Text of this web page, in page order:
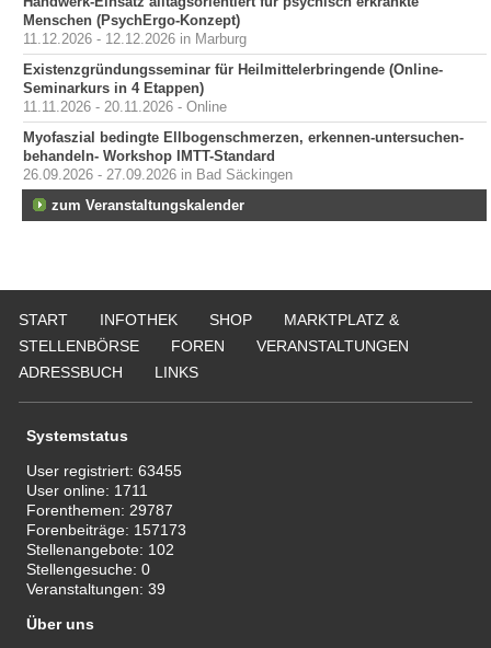
Menschen (PsychErgo-Konzept)
11.12.2026 - 12.12.2026 in Marburg
Existenzgründungsseminar für Heilmittelerbringende (Online-
Seminarkurs in 4 Etappen)
11.11.2026 - 20.11.2026 - Online
Myofaszial bedingte Ellbogenschmerzen, erkennen-untersuchen-
behandeln- Workshop IMTT-Standard
26.09.2026 - 27.09.2026 in Bad Säckingen
zum Veranstaltungskalender
START INFOTHEK SHOP
MARKTPLATZ &
STELLENBÖRSE
FOREN
VERANSTALTUNGEN
ADRESSBUCH
LINKS
Systemstatus
User registriert:63455
User online: 1711
Forenthemen: 29787
Forenbeiträge: 157173
Stellenangebote: 102
Stellengesuche:0
Veranstaltungen:39
Über uns